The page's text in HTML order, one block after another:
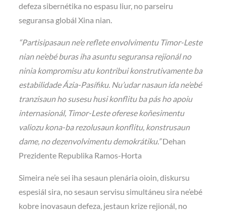
defeza sibernétika no espasu liur, no parseiru
seguransa globál Xina nian.
“Partisipasaun ne’e reflete envolvimentu Timor-Leste
nian ne’ebé buras iha asuntu seguransa rejionál no
ninia kompromisu atu kontribui konstrutivamente ba
estabilidade Ázia-Pasífiku. Nu’udar nasaun ida ne’ebé
tranzisaun ho susesu husi konflitu ba pás ho apoiu
internasionál, Timor-Leste oferese koñesimentu
valiozu kona-ba rezolusaun konflitu, konstrusaun
dame, no dezenvolvimentu demokrátiku.”Dehan
Prezidente Republika Ramos-Horta
Simeira ne’e sei iha sesaun plenária oioin, diskursu
espesiál sira, no sesaun servisu simultáneu sira ne’ebé
kobre inovasaun defeza, jestaun krize rejionál, no